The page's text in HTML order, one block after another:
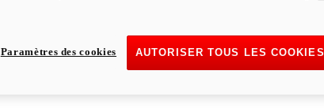
AUTORISER TOUS LES COOKIES
Paramètres des cookies